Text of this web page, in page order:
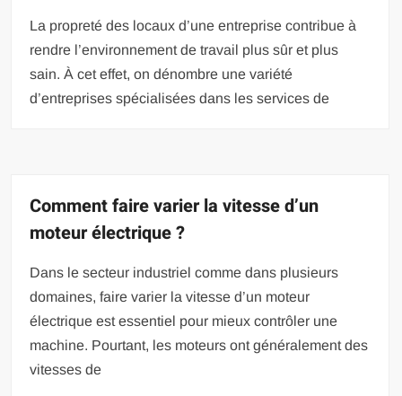
La propreté des locaux d’une entreprise contribue à
rendre l’environnement de travail plus sûr et plus
sain. À cet effet, on dénombre une variété
d’entreprises spécialisées dans les services de
Comment faire varier la vitesse d’un
moteur électrique ?
Dans le secteur industriel comme dans plusieurs
domaines, faire varier la vitesse d’un moteur
électrique est essentiel pour mieux contrôler une
machine. Pourtant, les moteurs ont généralement des
vitesses de